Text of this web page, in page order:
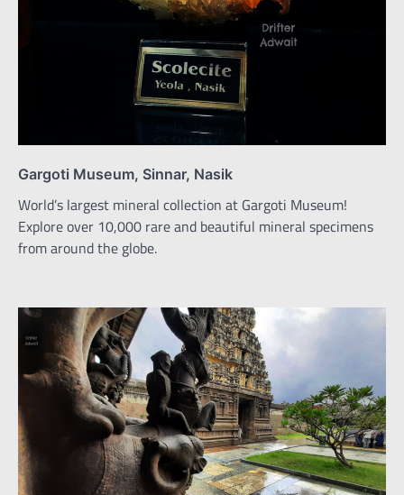
Gargoti Museum, Sinnar, Nasik
World’s largest mineral collection at Gargoti Museum!
Explore over 10,000 rare and beautiful mineral specimens
from around the globe.